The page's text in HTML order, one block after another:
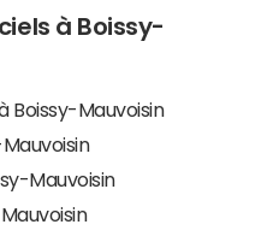
à Boissy-
Boissy-Mauvoisin
Mauvoisin